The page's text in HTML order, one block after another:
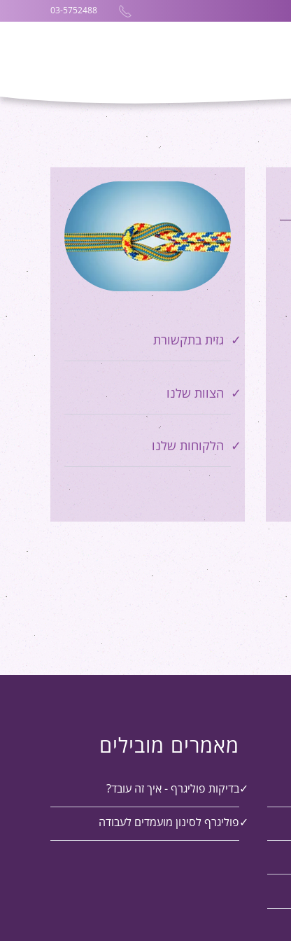
03-5752488
גזית בתקשורת
הצוות שלנו
הלקוחות שלנו
מאמרים מובילים
בדיקות פוליגרף - איך זה עובד?
פוליגרף לסינון מועמדים לעבודה